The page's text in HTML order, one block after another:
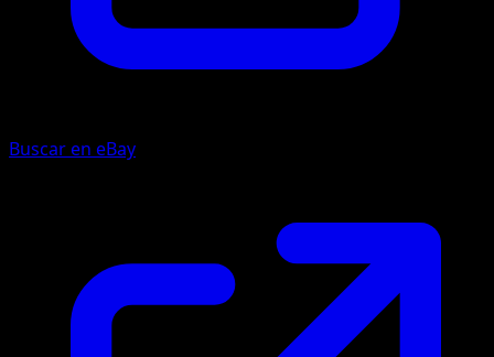
Buscar en eBay